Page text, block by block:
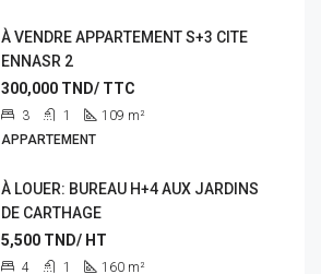
À VENDRE APPARTEMENT S+3 CITE
ENNASR 2
300,000 TND/ TTC
3 1 109 m²
APPARTEMENT
À LOUER: BUREAU H+4 AUX JARDINS
DE CARTHAGE
5,500 TND/ HT
4 1 160 m²